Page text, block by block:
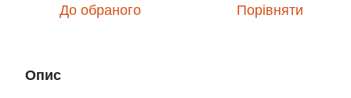
До обраного Порівняти
Опис